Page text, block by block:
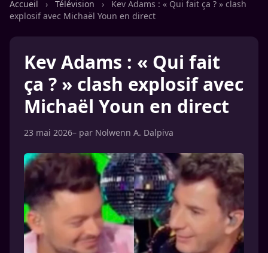
Accueil › Télévision ›
Kev Adams : « Qui fait ça ? » clash
explosif avec Michaël Youn en direct
Kev Adams : « Qui fait
ça ? » clash explosif avec
Michaël Youn en direct
23 mai 2026– par Nolwenn A. Dalpiva